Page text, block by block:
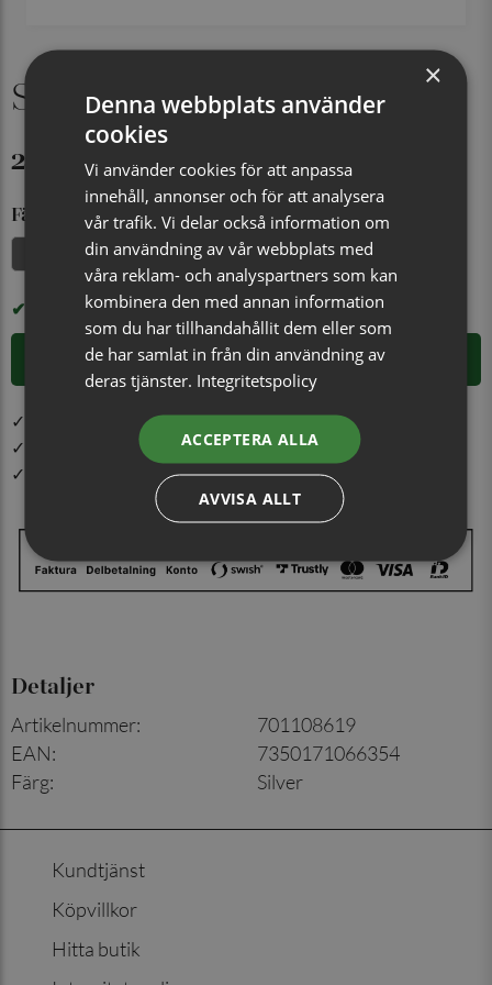
Slipsnål Kalmar silver
299 kr
Färg
I LAGER
LÄGG I VARUKORGEN
✓ Öppet köp i 30 dagar ✓ Fri frakt från 499 kr
✓ Din beställning skickas inom 1-2 vardagar
✓ Snabb leverans från vårt lager i Jönköping
Detaljer
Artikelnummer:
701108619
EAN:
7350171066354
Färg: Silver
Kundtjänst
Köpvillkor
Hitta butik
×
Denna webbplats använder
cookies
Vi använder cookies för att anpassa
innehåll, annonser och för att analysera
vår trafik. Vi delar också information om
din användning av vår webbplats med
våra reklam- och analyspartners som kan
kombinera den med annan information
som du har tillhandahållit dem eller som
de har samlat in från din användning av
deras tjänster. Integritetspolicy
ACCEPTERA ALLA
AVVISA ALLT